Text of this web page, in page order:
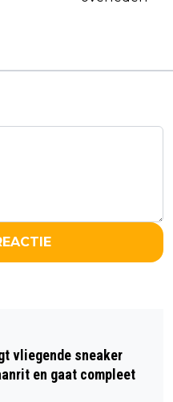
vliegende sneaker
en gaat compleet